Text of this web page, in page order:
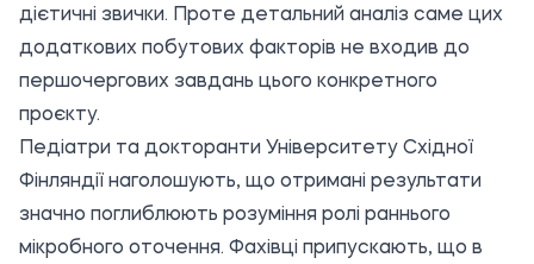
дієтичні звички. Проте детальний аналіз саме цих
додаткових побутових факторів не входив до
першочергових завдань цього конкретного
проєкту.
Педіатри та докторанти Університету Східної
Фінляндії наголошують, що отримані результати
значно поглиблюють розуміння ролі раннього
мікробного оточення. Фахівці припускають, що в